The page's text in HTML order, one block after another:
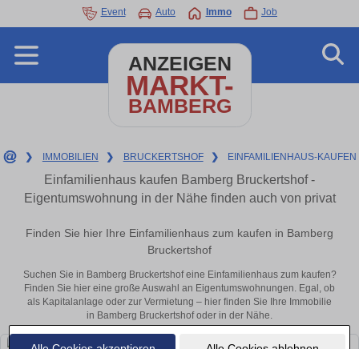
Event Auto Immo Job
ANZEIGEN
MARKT-
BAMBERG
❯ IMMOBILIEN ❯ BRUCKERTSHOF ❯ EINFAMILIENHAUS-KAUFEN
Einfamilienhaus kaufen Bamberg Bruckertshof -
Eigentumswohnung in der Nähe finden auch von privat
Finden Sie hier Ihre Einfamilienhaus zum kaufen in Bamberg
Bruckertshof
Suchen Sie in Bamberg Bruckertshof eine Einfamilienhaus zum kaufen?
Finden Sie hier eine große Auswahl an Eigentumswohnungen. Egal, ob
als Kapitalanlage oder zur Vermietung – hier finden Sie Ihre Immobilie
in Bamberg Bruckertshof oder in der Nähe.